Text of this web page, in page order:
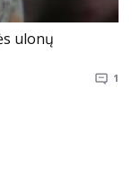
ulonų
1